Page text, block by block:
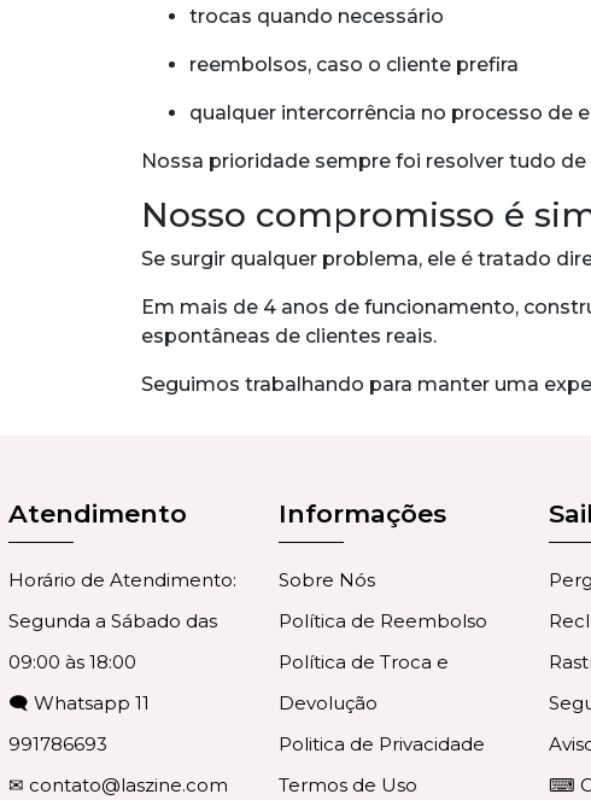
trocas quando necessário
reembolsos, caso o cliente prefira
qualquer intercorrência no processo de
Nossa prioridade sempre foi resolver tudo
Nosso compromisso é
Se surgir qualquer problema, ele é tratado
Em mais de 4 anos de funcionamento,
espontâneas de clientes reais.
Seguimos trabalhando para manter uma
Atendimento
Horário de Atendimento:
Segunda a Sábado das
09:00 às 18:00
🗨 Whatsapp 11
991786693
✉ contato@laszine.com
Informações
Sobre Nós
Política de Reembolso
Política de Troca e
Devolução
Politica de Privacidade
Termos de Uso
⌨